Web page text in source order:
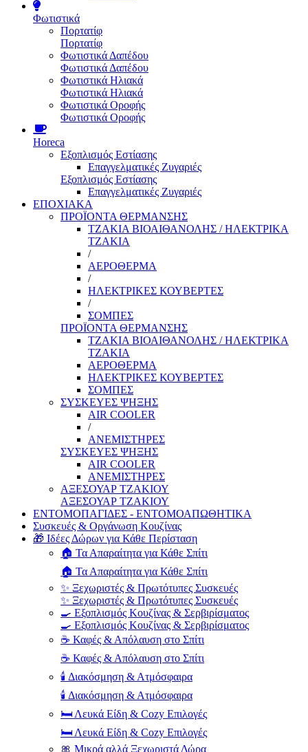
Φωτιστικά
Πορτατίφ
Πορτατίφ
Φωτιστικά Δαπέδου
Φωτιστικά Δαπέδου
Φωτιστικά Ηλιακά
Φωτιστικά Ηλιακά
Φωτιστικά Οροφής
Φωτιστικά Οροφής
Horeca
Εξοπλισμός Εστίασης
Επαγγελματικές Ζυγαριές
Εξοπλισμός Εστίασης
Επαγγελματικές Ζυγαριές
ΕΠΟΧΙΑΚΑ
ΠΡΟΪΟΝΤΑ ΘΕΡΜΑΝΣΗΣ
ΤΖΑΚΙΑ ΒΙΟΑΙΘΑΝΟΛΗΣ / ΗΛΕΚΤΡΙΚΑ
ΤΖΑΚΙΑ
/
ΑΕΡΟΘΕΡΜΑ
/
ΗΛΕΚΤΡΙΚΕΣ ΚΟΥΒΕΡΤΕΣ
/
ΣΟΜΠΕΣ
ΠΡΟΪΟΝΤΑ ΘΕΡΜΑΝΣΗΣ
ΤΖΑΚΙΑ ΒΙΟΑΙΘΑΝΟΛΗΣ / ΗΛΕΚΤΡΙΚΑ
ΤΖΑΚΙΑ
ΑΕΡΟΘΕΡΜΑ
ΗΛΕΚΤΡΙΚΕΣ ΚΟΥΒΕΡΤΕΣ
ΣΟΜΠΕΣ
ΣΥΣΚΕΥΕΣ ΨΗΞΗΣ
AIR COOLER
/
ΑΝΕΜΙΣΤΗΡΕΣ
ΣΥΣΚΕΥΕΣ ΨΗΞΗΣ
AIR COOLER
ΑΝΕΜΙΣΤΗΡΕΣ
ΑΞΕΣΟΥΑΡ ΤΖΑΚΙΟΥ
ΑΞΕΣΟΥΑΡ ΤΖΑΚΙΟΥ
ΕΝΤΟΜΟΠΑΓΙΔΕΣ - ΕΝΤΟΜΟΑΠΩΘΗΤΙΚΑ
Συσκευές & Οργάνωση Κουζίνας
🎁 Ιδέες Δώρων για Κάθε Περίσταση
🏠 Τα Απαραίτητα για Κάθε Σπίτι
🏠 Τα Απαραίτητα για Κάθε Σπίτι
✨ Ξεχωριστές & Πρωτότυπες Συσκευές
✨ Ξεχωριστές & Πρωτότυπες Συσκευές
🍳 Εξοπλισμός Κουζίνας & Σερβιρίσματος
🍳 Εξοπλισμός Κουζίνας & Σερβιρίσματος
☕ Καφές & Απόλαυση στο Σπίτι
☕ Καφές & Απόλαυση στο Σπίτι
🕯️ Διακόσμηση & Ατμόσφαιρα
🕯️ Διακόσμηση & Ατμόσφαιρα
🛏️ Λευκά Είδη & Cozy Επιλογές
🛏️ Λευκά Είδη & Cozy Επιλογές
🎀 Μικρά αλλά Ξεχωριστά Δώρα